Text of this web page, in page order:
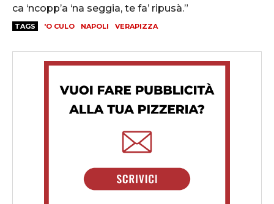
ca ‘ncopp’a ‘na seggia, te fa’ ripusà.”
TAGS 'O CULO NAPOLI VERAPIZZA